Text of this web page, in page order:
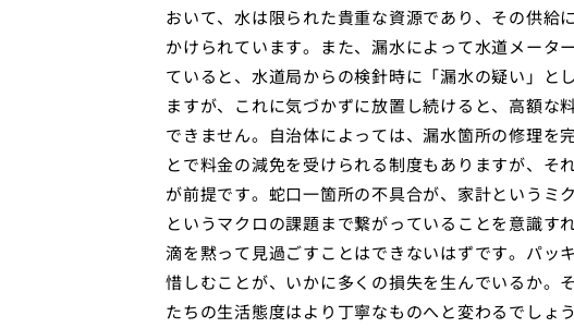
おいて、水は限られた貴重な資源であり、その供給
かけられています。また、漏水によって水道メータ
ていると、水道局からの検針時に「漏水の疑い」と
ますが、これに気づかずに放置し続けると、高額な
できません。自治体によっては、漏水箇所の修理を
とで料金の減免を受けられる制度もありますが、そ
が前提です。蛇口一箇所の不具合が、家計というミ
というマクロの課題まで繋がっていることを意識す
滴を黙って見過ごすことはできないはずです。パッ
惜しむことが、いかに多くの損失を生んでいるか。
たちの生活態度はより丁寧なものへと変わるでしょ